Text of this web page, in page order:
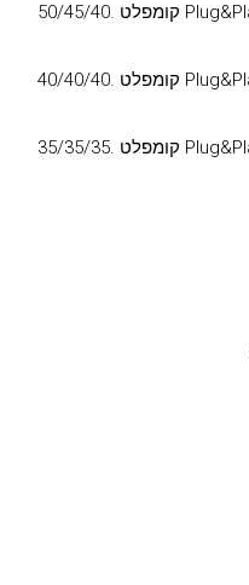
אקווריום מים מלוחים Plug&Play קומפלט .50/45/40
אקווריום מים מלוחים Plug&Play קומפלט .40/40/40
אקווריום מים מלוחים Plug&Play קומפלט .35/35/35